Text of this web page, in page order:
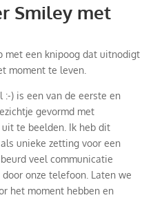
Smiley met
met een knipoog dat uitnodigt
moment te leven.
:-) is een van de eerste en
gevormd met
te beelden. Ik heb dit
unieke zetting voor een
veel communicatie
onze telefoon. Laten we
het moment hebben en